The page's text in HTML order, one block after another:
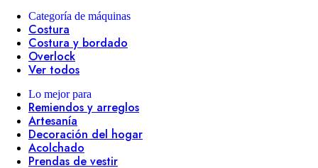
Categoría de máquinas
Costura
Costura y bordado
Overlock
Ver todos
Lo mejor para
Remiendos y arreglos
Artesanía
Decoración del hogar
Acolchado
Prendas de vestir